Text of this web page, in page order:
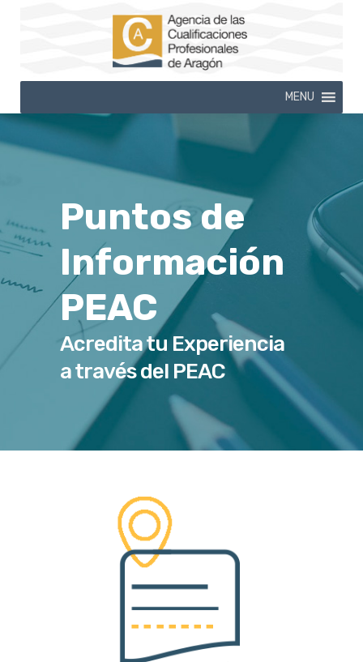
MENU
Puntos de
Información
PEAC
Acredita tu Experiencia
a través del PEAC